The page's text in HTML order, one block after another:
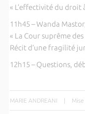
« L’effectivité du droit à
11h45 – Wanda
« La Cour suprême
Récit d’une fragilité
12h15 – Questions,
MARIE ANDREANI |